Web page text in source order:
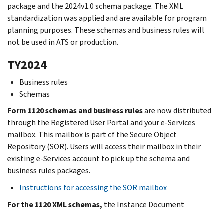
package and the 2024v1.0 schema package. The XML
standardization was applied and are available for program
planning purposes. These schemas and business rules will
not be used in ATS or production.
TY2024
Business rules
Schemas
Form 1120 schemas and business rulesare now distributed
through the Registered User Portal and your e-Services
mailbox. This mailbox is part of the Secure Object
Repository (SOR). Users will access their mailbox in their
existing e-Services account to pick up the schema and
business rules packages.
Instructions for accessing the SOR mailbox
For the 1120 XML schemas, the Instance Document